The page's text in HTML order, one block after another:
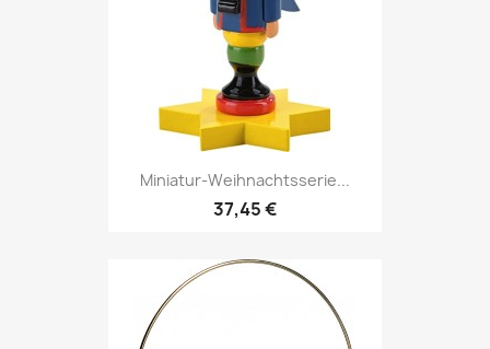
Miniatur-Weihnachtsserie...
37,45 €